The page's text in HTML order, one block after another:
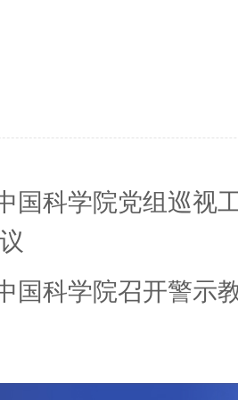
国科学院党组巡视
国科学院召开警示